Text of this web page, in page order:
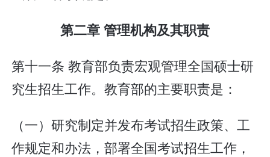
第二章 管理机构及其职责
第十一条 教育部负责宏观管理全国硕士研
究生招生工作。教育部的主要职责是：
（一）研究制定并发布考试招生政策、工
作规定和办法，部署全国考试招生工作，